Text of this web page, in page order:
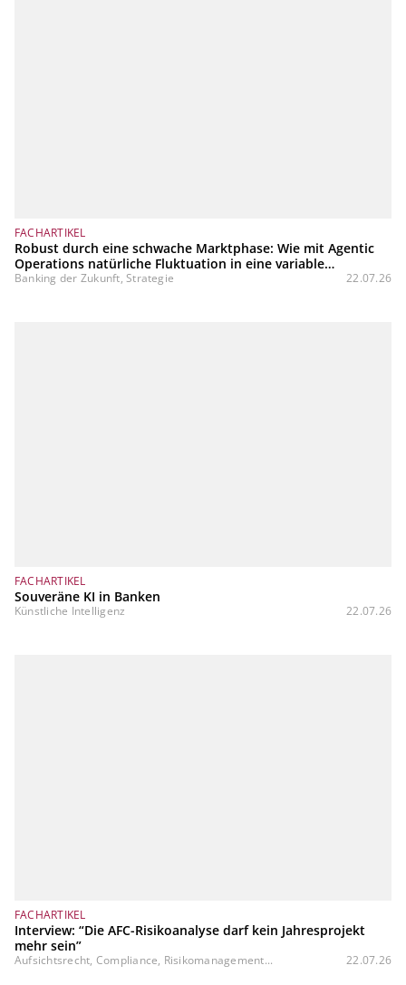
FACHARTIKEL
Robust durch eine schwache Marktphase: Wie mit Agentic
Operations natürliche Fluktuation in eine variable
Kostenstruktur transformiert werden kann
Banking der Zukunft, Strategie 22.07.26
FACHARTIKEL
Souveräne KI in Banken
Künstliche Intelligenz 22.07.26
FACHARTIKEL
Interview: “Die AFC-Risikoanalyse darf kein Jahresprojekt
mehr sein”
Aufsichtsrecht, Compliance, Risikomanagement... 22.07.26